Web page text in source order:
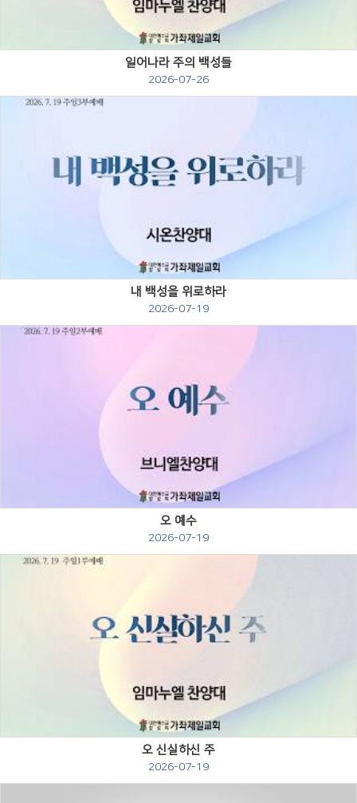
일어나라 주의 백성들
2026-07-26
내 백성을 위로하라
2026-07-19
오 예수
2026-07-19
오 신실하신 주
2026-07-19